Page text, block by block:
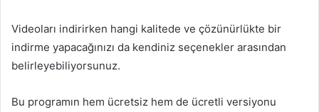
Videoları indirirken hangi kalitede ve çözünürlükte bir
indirme yapacağınızı da kendiniz seçenekler arasından
belirleyebiliyorsunuz.
Bu programın hem ücretsiz hem de ücretli versiyonu